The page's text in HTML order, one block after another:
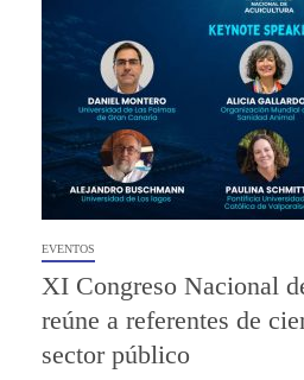
EVENTOS
XI Congreso Nacional
reúne a referentes de
sector público